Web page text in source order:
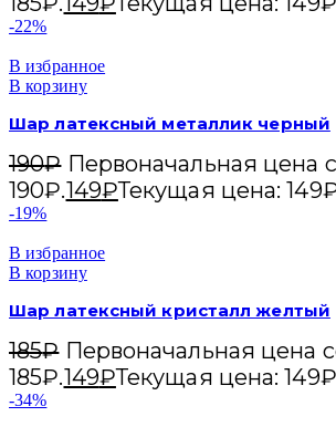
-22%
В избранное
В корзину
Шар латексный металлик черный
190₽ Первоначальная цена
190₽.149₽Текущая цена:
-19%
В избранное
В корзину
Шар латексный кристалл желтый
185₽ Первоначальная цена
185₽.149₽Текущая цена:
-34%